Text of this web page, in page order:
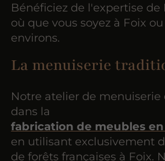
Bénéficiez de l'expertise de
où que vous soyez à Foix
environs.
La menuiserie
Notre atelier de menuiserie
dans la
fabrication de meubles
en utilisant exclusivement
de forêts françaises à Foix.